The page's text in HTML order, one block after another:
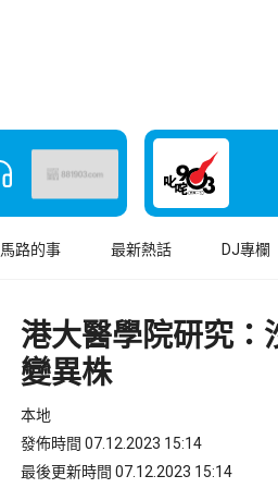
馬路的事 最新熱話 DJ專欄
港大醫學院研究
變異株
本地
發佈時間 07.12.2023 15:14
最後更新時間 07.12.2023 15:14